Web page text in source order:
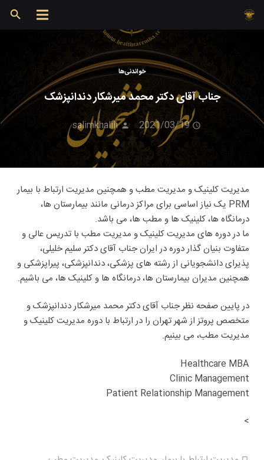
جناب آقای دکتر محمد میرشکار دندانپزشک
2021/03/19
salimkhalili
خواندنی‌ها
مدیریت کلینیک و مدیریت مطب و همچنین مدیریت ارتباط با بیمار
PRM یک نیاز اساسی برای مراکز درمانی مانند بیمارستان ها،
درمانگاه ها، کلینیک ها و مطب ها، می باشد.
ما در دوره های مدیریت کلینیک و مدیریت مطب با تدریس عالی و
متفاوت بنیان گذار دوره در ایران جناب آقای دکتر سلیم خلیلی،
پذیرای دانشجویانی از رشته های پزشکی، دندانپزشکی، پیراپزشکی و
همچنین مدیران بیمارستان ها، درمانگاه ها و کلینیک ها، می باشیم.
در پایین صفحه نظر جناب آقای دکتر محمد میرشکار دندانپزشک و
متخصص پروتز از شهر تهران را در ارتباط با دوره مدیریت کلینیک و
مدیریت مطب، می بینیم.
Healthcare MBA
Clinic Management
Patient Relationship Management
>